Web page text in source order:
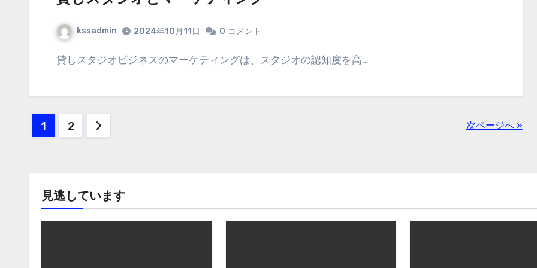
kssadmin 2024年10月11日 0 コメント
貸しスタジオビジネスのマーケティングは、スタジオの認知度を高…
投
ペ
ー
1 2 次ページへ »
見逃しています